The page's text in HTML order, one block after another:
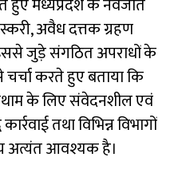
हुए मध्यप्रदेश के नवजात
अवैध दत्तक ग्रहण
जुड़े संगठित अपराधों के
चर्चा करते हुए बताया कि
के लिए संवेदनशील एवं
तथा विभिन्न विभागों
अत्यंत आवश्यक है।